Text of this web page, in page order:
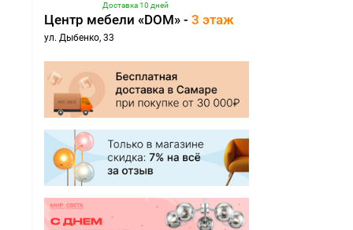
Доставка 10 дней
Центр мебели «DOM» - 3 этаж
ул. Дыбенко, 33